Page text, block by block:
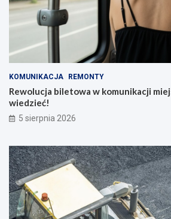
KOMUNIKACJA REMONTY
Rewolucja biletowa w komunikacji
wiedzieć!
5 sierpnia 2026